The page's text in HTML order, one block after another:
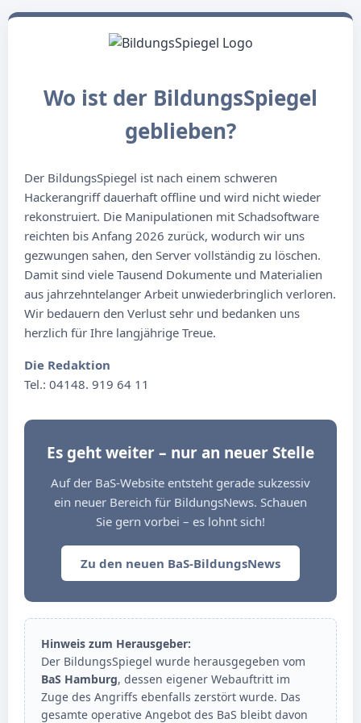
Wo ist der BildungsSpiegel
geblieben?
Der BildungsSpiegel ist nach einem schweren
Hackerangriff dauerhaft offline und wird nicht wieder
rekonstruiert. Die Manipulationen mit Schadsoftware
reichten bis Anfang 2026 zurück, wodurch wir uns
gezwungen sahen, den Server vollständig zu löschen.
Damit sind viele Tausend Dokumente und Materialien
aus jahrzehntelanger Arbeit unwiederbringlich verloren.
Wir bedauern den Verlust sehr und bedanken uns
herzlich für Ihre langjährige Treue.
Die Redaktion
Tel.: 04148. 919 64 11
Es geht weiter – nur an neuer Stelle
Auf der BaS-Website entsteht gerade sukzessiv
ein neuer Bereich für BildungsNews. Schauen
Sie gern vorbei – es lohnt sich!
Zu den neuen BaS-BildungsNews
Hinweis zum Herausgeber:
Der BildungsSpiegel wurde herausgegeben vom
BaS Hamburg, dessen eigener Webauftritt im
Zuge des Angriffs ebenfalls zerstört wurde. Das
gesamte operative Angebot des BaS bleibt davon